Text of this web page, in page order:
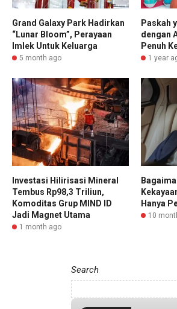
Grand Galaxy Park Hadirkan
“Lunar Bloom”, Perayaan
Imlek Untuk Keluarga
5 month ago
Paskah
dengan
Penuh
1 year
Investasi Hilirisasi Mineral
Tembus Rp98,3 Triliun,
Komoditas Grup MIND ID
Jadi Magnet Utama
1 month ago
Hanya
10
Search